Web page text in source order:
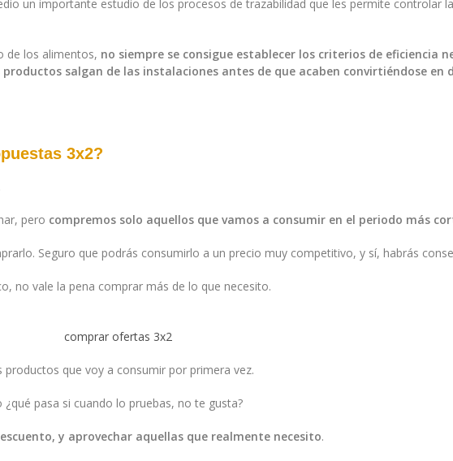
un importante estudio de los procesos de trazabilidad que les permite controlar
de los alimentos, no siempre se consigue establecer los criterios de eficiencia
salgan de las instalaciones antes de que acaben convirtiéndose en
3x2?
pero compremos solo aquellos que vamos a consumir en el periodo más
Seguro que podrás consumirlo a un precio muy competitivo, y sí, habrás
no vale la pena comprar más de lo que necesito.
que voy a consumir por primera vez.
pasa si cuando lo pruebas, no te gusta?
y aprovechar aquellas que realmente necesito.